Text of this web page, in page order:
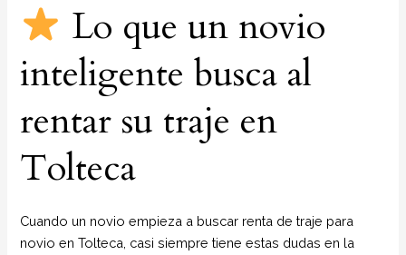
Lo que un novio
inteligente busca al
rentar su traje en
Tolteca
Cuando un novio empieza a buscar renta de traje para
novio en Tolteca, casi siempre tiene estas dudas en la